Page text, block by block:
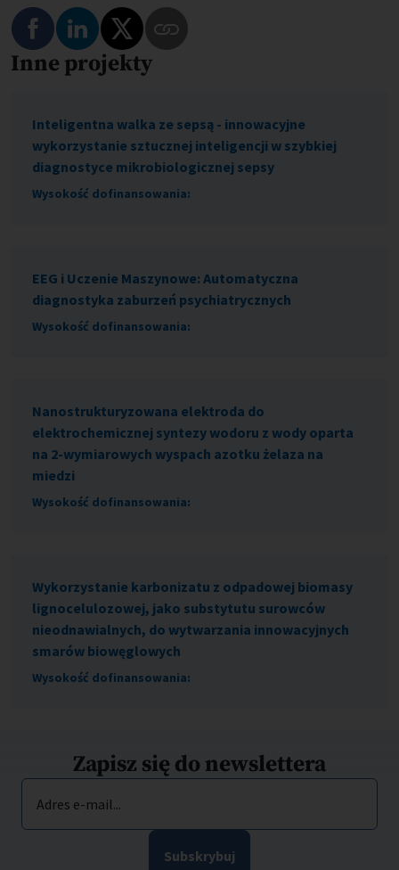
Podziel się na Facebooku
Podziel się na LinkedIn
Podziel się na Twitterze
Inne projekty
Inteligentna walka ze sepsą - innowacyjne
wykorzystanie sztucznej inteligencji w szybkiej
diagnostyce mikrobiologicznej sepsy
Wysokość dofinansowania:
EEG i Uczenie Maszynowe: Automatyczna
diagnostyka zaburzeń psychiatrycznych
Wysokość dofinansowania:
Nanostrukturyzowana elektroda do
elektrochemicznej syntezy wodoru z wody oparta
na 2-wymiarowych wyspach azotku żelaza na
miedzi
Wysokość dofinansowania:
Wykorzystanie karbonizatu z odpadowej biomasy
lignocelulozowej, jako substytutu surowców
nieodnawialnych, do wytwarzania innowacyjnych
smarów biowęglowych
Wysokość dofinansowania:
Zapisz się do newslettera
Adres e-mail...
Subskrybuj